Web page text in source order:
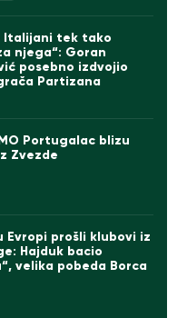
Italijani tek tako
njega“: Goran
posebno izdvojio
Partizana
Portugalac blizu
Zvezde
Evropi prošli klubovi iz
Hajduk bacio
velika pobeda Borca